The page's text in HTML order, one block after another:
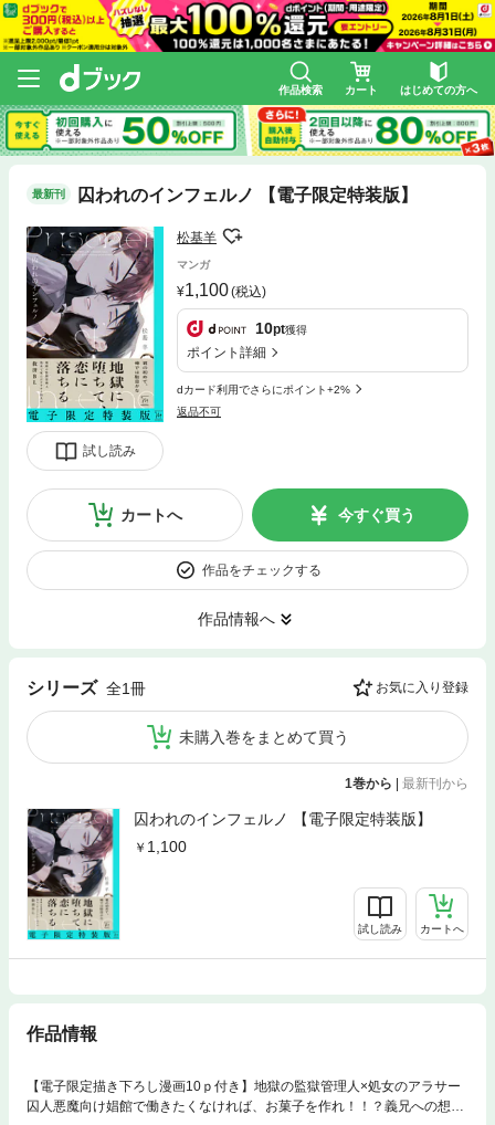
作品検索 カート はじめての方へ
最新刊 囚われのインフェルノ 【電子限定特装版】
試し読み
松基羊
マンガ
1,100(税込)
10pt獲得
ポイント詳細
dカード利用でさらにポイント+2%
返品不可
カートへ 今すぐ買う
作品をチェックする
作品情報へ
シリーズ 全1冊 お気に入り登録
未購入巻をまとめて買う
1巻から | 最新刊から
囚われのインフェルノ 【電子限定特装版】
1,100
試し読み カートへ
作品情報
【電子限定描き下ろし漫画10ｐ付き】地獄の監獄管理人×処女のアラサー
囚人悪魔向け娼館で働きたくなければ、お菓子を作れ！！？義兄への想い